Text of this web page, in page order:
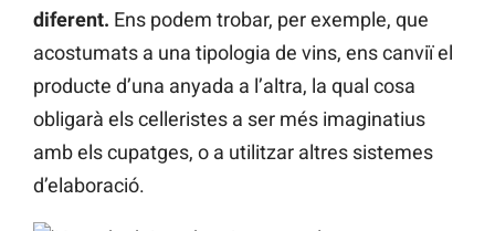
diferent. Ens podem trobar, per exemple, que
acostumats a una tipologia de vins, ens canviï el
producte d’una anyada a l’altra, la qual cosa
obligarà els celleristes a ser més imaginatius
amb els cupatges, o a utilitzar altres sistemes
d’elaboració.